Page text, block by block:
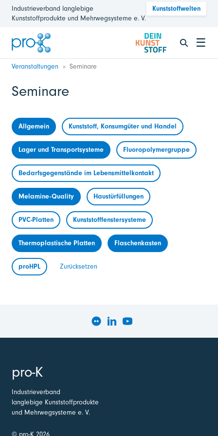
Industrieverband langlebige
Kunststoffprodukte und Mehrwegsysteme e. V.
Kunststoffwelten
☰
Veranstaltungen Seminare
Seminare
Allgemein Kunststoff, Konsumgüter und Handel
Lager und Transportsysteme Fluoropolymergruppe
Bedarfsgegenstände im Lebensmittelkontakt
Melamine-Quality Haustürfüllungen
PVC-Platten Kunststofffenstersysteme
Thermoplastische Platten Flaschenkasten
proHPL Zurücksetzen
pro-K
Industrieverband
langlebige Kunststoffprodukte
und Mehrwegsysteme e. V.
© pro-K 2026